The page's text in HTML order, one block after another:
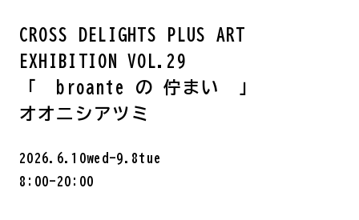
CROSS DELIGHTS PLUS ART
EXHIBITION VOL.29
「 broante の 佇まい 」
オオニシアツミ
2026.6.10wed-9.8tue
8:00-20:00